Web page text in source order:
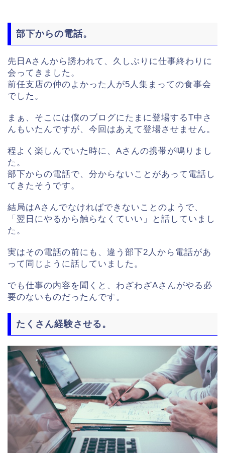
部下からの電話。
先日Aさんから誘われて、久しぶりに仕事終わりに
会ってきました。
前任支店の仲のよかった人が5人集まっての食事会
でした。
まぁ、そこには僕のブログにたまに登場するT中さ
んもいたんですが、今回はあえて登場させません。
程よく楽しんでいた時に、Aさんの携帯が鳴りまし
た。
部下からの電話で、分からないことがあって電話し
てきたそうです。
結局はAさんでなければできないことのようで、
「翌日にやるから触らなくていい」と話していまし
た。
実はその電話の前にも、違う部下2人から電話があ
って同じように話していました。
でも仕事の内容を聞くと、わざわざAさんがやる必
要のないものだったんです。
たくさん経験させる。